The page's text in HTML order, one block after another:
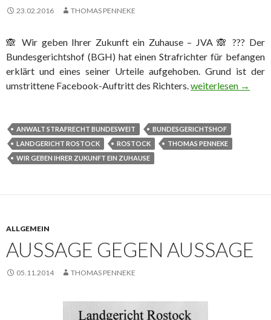
23.02.2016 THOMAS PENNEKE
🙈 Wir geben Ihrer Zukunft ein Zuhause – JVA 🙈 ??? Der
‪‎Bundesgerichtshof‬ (BGH) hat einen ‪Strafrichter‬ für befangen
erklärt und eines seiner Urteile aufgehoben. Grund ist der
umstrittene Facebook-Auftritt des Richters. 🙈 Wir geben Ihrer
weiterlesen →
ANWALT STRAFRECHT BUNDESWEIT
BUNDESGERICHTSHOF
LANDGERICHT ROSTOCK
ROSTOCK
THOMAS PENNEKE
WIR GEBEN IHRER ZUKUNFT EIN ZUHAUSE
ALLGEMEIN
AUSSAGE GEGEN AUSSAGE
05.11.2014 THOMAS PENNEKE